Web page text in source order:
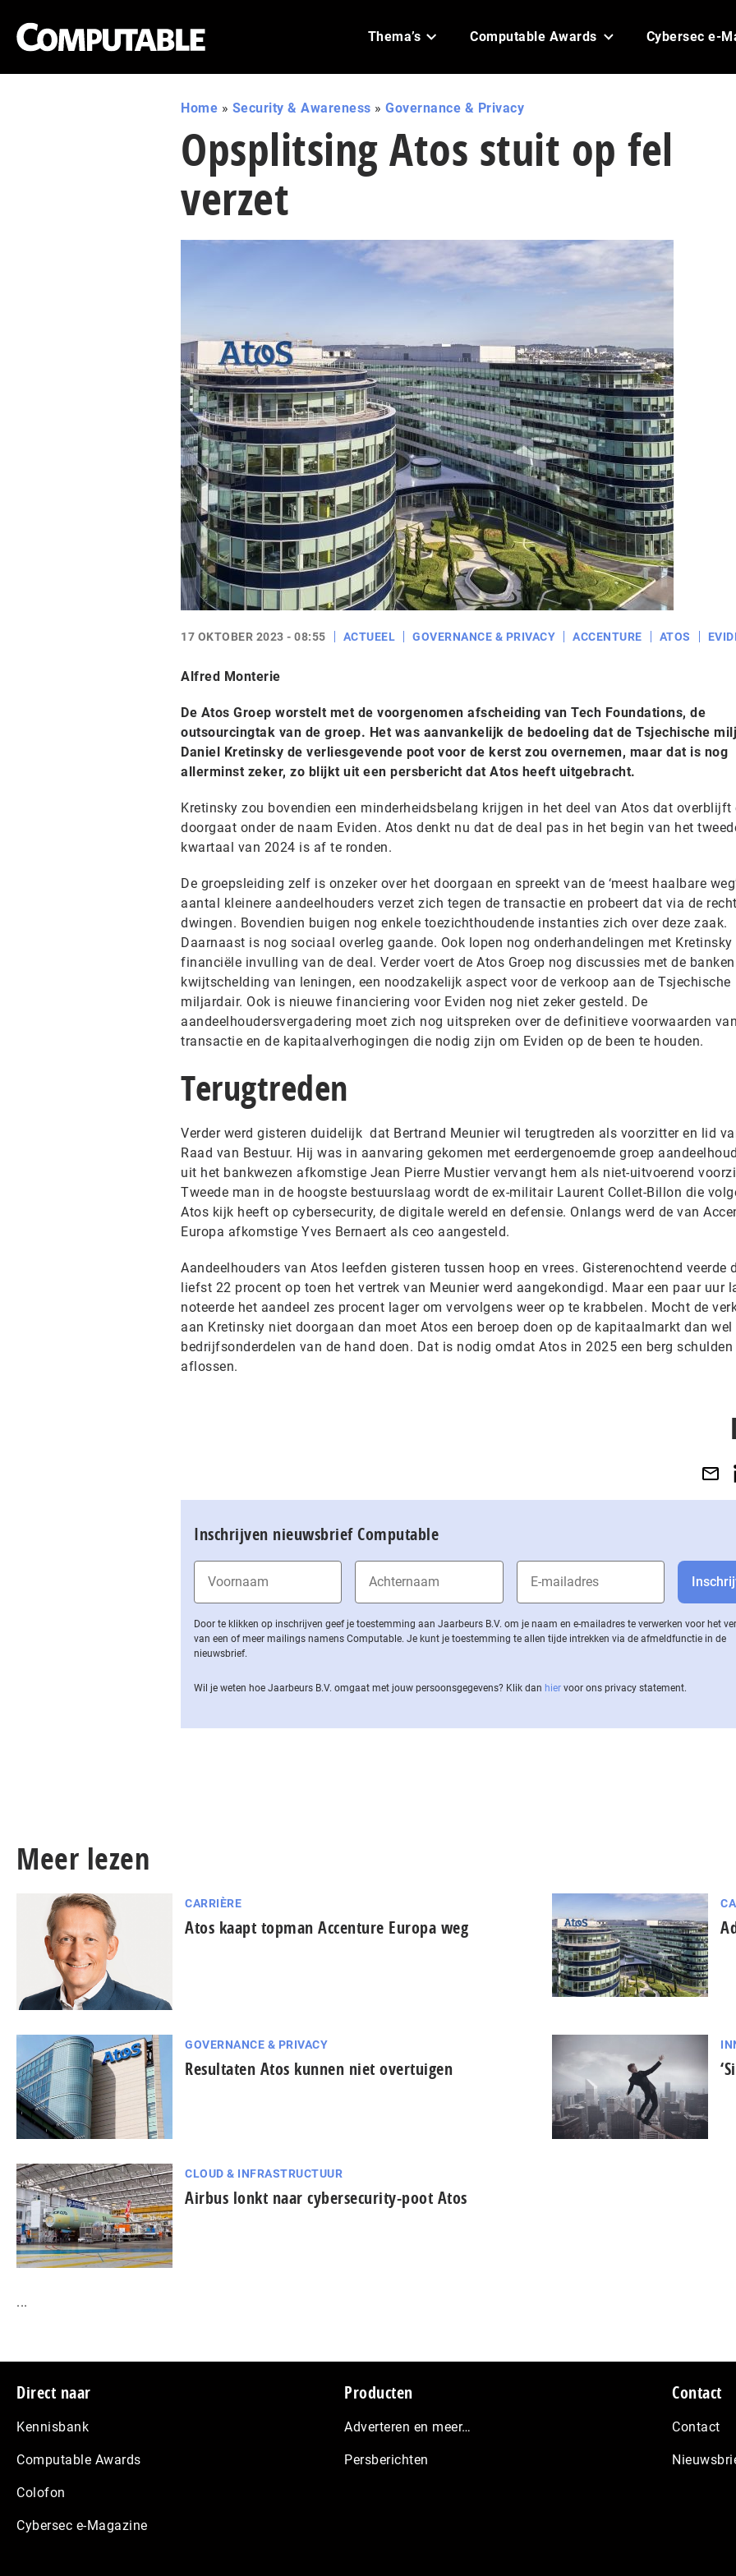
Thema’s Computable Awards Cybersec e-
Home » Security & Awareness » Governance & Privacy
Opsplitsing Atos stuit op fel
verzet
17 OKTOBER 2023 - 08:55 ACTUEEL GOVERNANCE & PRIVACY ACCENTURE ATOS
Alfred Monterie
De Atos Groep worstelt met de voorgenomen afscheiding van Tech Foundations, de
outsourcingtak van de groep. Het was aanvankelijk de bedoeling dat de Tsjechische
Daniel Kretinsky de verliesgevende poot voor de kerst zou overnemen, maar dat is nog
allerminst zeker, zo blijkt uit een persbericht dat Atos heeft uitgebracht.
Kretinsky zou bovendien een minderheidsbelang krijgen in het deel van Atos dat overblijft
doorgaat onder de naam Eviden. Atos denkt nu dat de deal pas in het begin van het
kwartaal van 2024 is af te ronden.
De groepsleiding zelf is onzeker over het doorgaan en spreekt van de ‘meest haalbare
aantal kleinere aandeelhouders verzet zich tegen de transactie en probeert dat via de
dwingen. Bovendien buigen nog enkele toezichthoudende instanties zich over deze zaak.
Daarnaast is nog sociaal overleg gaande. Ook lopen nog onderhandelingen met Kretinsky
financiële invulling van de deal. Verder voert de Atos Groep nog discussies met de
kwijtschelding van leningen, een noodzakelijk aspect voor de verkoop aan de Tsjechische
miljardair. Ook is nieuwe financiering voor Eviden nog niet zeker gesteld. De
aandeelhoudersvergadering moet zich nog uitspreken over de definitieve voorwaarden
transactie en de kapitaalverhogingen die nodig zijn om Eviden op de been te houden.
Terugtreden
Verder werd gisteren duidelijk dat Bertrand Meunier wil terugtreden als voorzitter en lid
Raad van Bestuur. Hij was in aanvaring gekomen met eerdergenoemde groep
uit het bankwezen afkomstige Jean Pierre Mustier vervangt hem als niet-uitvoerend
Tweede man in de hoogste bestuurslaag wordt de ex-militair Laurent Collet-Billon die
Atos kijk heeft op cybersecurity, de digitale wereld en defensie. Onlangs werd de van
Europa afkomstige Yves Bernaert als ceo aangesteld.
Aandeelhouders van Atos leefden gisteren tussen hoop en vrees. Gisterenochtend veerde
liefst 22 procent op toen het vertrek van Meunier werd aangekondigd. Maar een paar uur
noteerde het aandeel zes procent lager om vervolgens weer op te krabbelen. Mocht de
aan Kretinsky niet doorgaan dan moet Atos een beroep doen op de kapitaalmarkt dan wel
bedrijfsonderdelen van de hand doen. Dat is nodig omdat Atos in 2025 een berg schulden
aflossen.
Inschrijven nieuwsbrief Computable
Door te klikken op inschrijven geef je toestemming aan Jaarbeurs B.V. om je naam en e-mailadres te verwerken voor het
van een of meer mailings namens Computable. Je kunt je toestemming te allen tijde intrekken via de af­meld­func­tie in de
nieuwsbrief.
Wil je weten hoe Jaarbeurs B.V. omgaat met jouw per­soons­ge­ge­vens? Klik dan hier voor ons privacy statement.
Meer lezen
CARRIÈRE
Atos kaapt topman Accenture Europa weg
GOVERNANCE & PRIVACY
Resultaten Atos kunnen niet overtuigen
CLOUD & INFRASTRUCTUUR
Airbus lonkt naar cybersecurity-poot Atos
...
Footer
Direct naar
Kennisbank
Computable Awards
Colofon
Cybersec e-Magazine
Producten
Adverteren en meer…
Persberichten
Contact
Contact